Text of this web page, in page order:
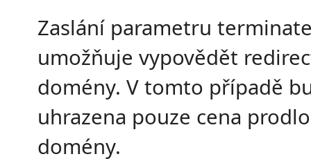
Zaslání parametru
umožňuje vypovědět
domény. V tomto případě
uhrazena pouze cena
domény.